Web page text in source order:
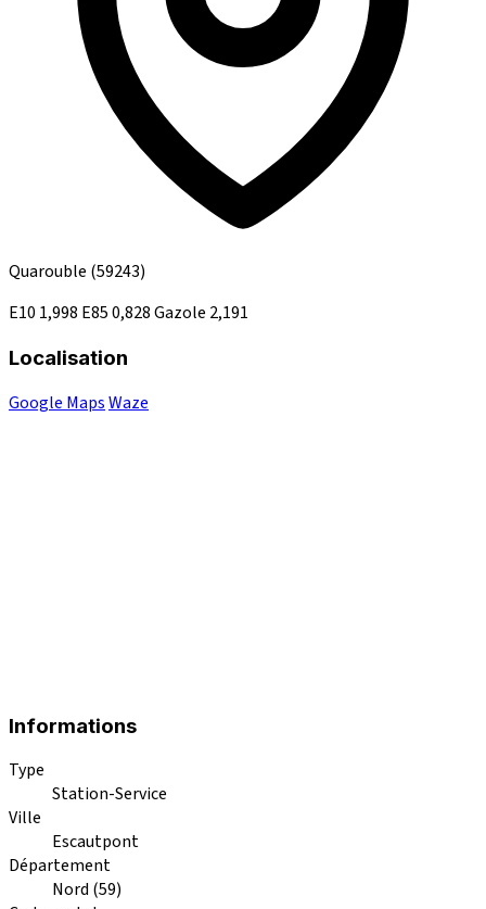
Quarouble (59243)
E10 1,998 E850,828Gazole 2,191
Localisation
Google MapsWaze
Informations
Type
Station-Service
Ville
Escautpont
Département
Nord (59)